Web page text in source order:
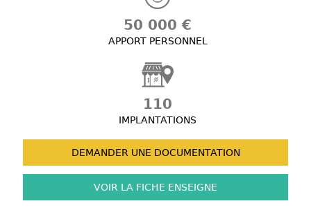
50 000 €
APPORT PERSONNEL
110
IMPLANTATIONS
DEMANDER UNE DOCUMENTATION
VOIR LA FICHE ENSEIGNE